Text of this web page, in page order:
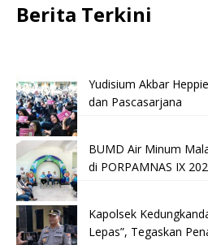
Berita Terkini
Yudisium Akbar
dan Pascasarjana
BUMD Air Minum
di PORPAMNAS IX
Kapolsek
Lepas”, Tegaskan